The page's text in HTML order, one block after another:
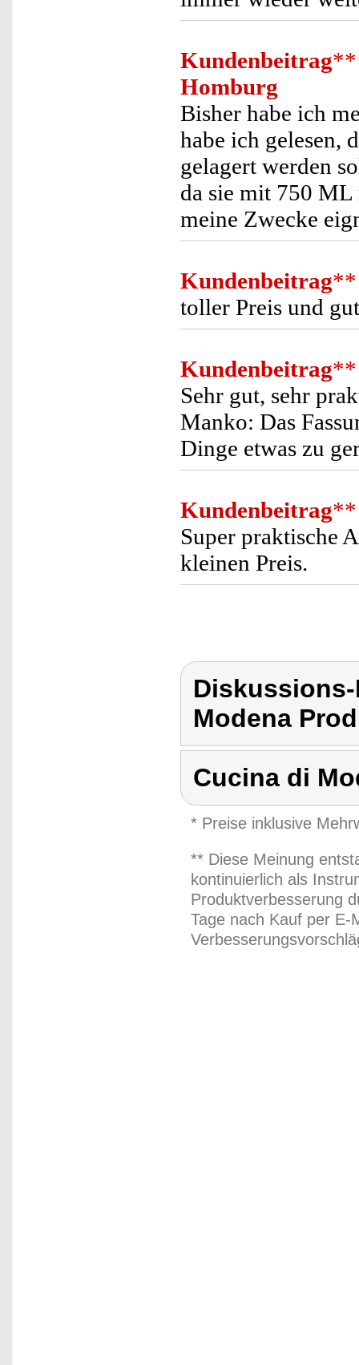
Kundenbeitrag**
Homburg
Bisher habe ich
habe ich gelesen,
gelagert werden
da sie mit 750
meine Zwecke
Kundenbeitrag**
toller Preis und
Kundenbeitrag**
Sehr gut, sehr
Manko: Das
Dinge etwas zu
Kundenbeitrag**
Super praktische
kleinen Preis.
Modena
Cucina di
* Preise inklusive
** Diese Meinung
kontinuierlich als
Produktverbesserung
Tage nach Kauf per E-